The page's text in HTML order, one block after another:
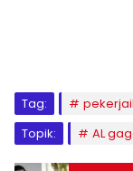
Tag:
Topik:
AL